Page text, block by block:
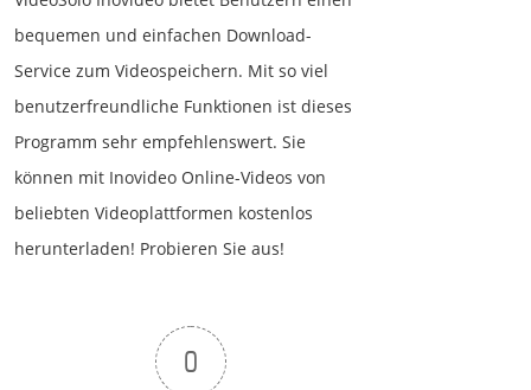
bequemen und einfachen Download-
Service zum Videospeichern. Mit so viel
benutzerfreundliche Funktionen ist dieses
Programm sehr empfehlenswert. Sie
können mit Inovideo Online-Videos von
beliebten Videoplattformen kostenlos
herunterladen! Probieren Sie aus!
0